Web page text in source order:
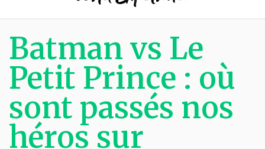
Batman vs Le
Petit Prince : où
sont passés nos
héros sur